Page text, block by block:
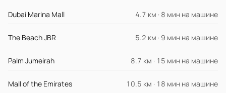
Dubai Marina Mall 4.7 км · 8 мин на машине
The Beach JBR 5.2 км · 9 мин на машине
Palm Jumeirah 8.7 км · 15 мин на машине
Mall of the Emirates 10.5 км · 18 мин на машине